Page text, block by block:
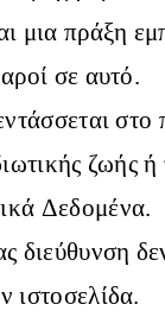
μια πράξη
σε αυτό.
στο
ζωής
Δεδομένα.
διεύθυνση